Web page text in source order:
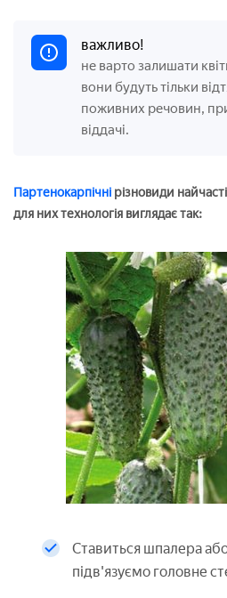
важливо!
не варто залишати
вони будуть тільки
поживних речовин,
віддачі.
Партенокарпічні різновиди
для них технологія виглядає так:
Ставиться шпалера
підв'язуємо головне